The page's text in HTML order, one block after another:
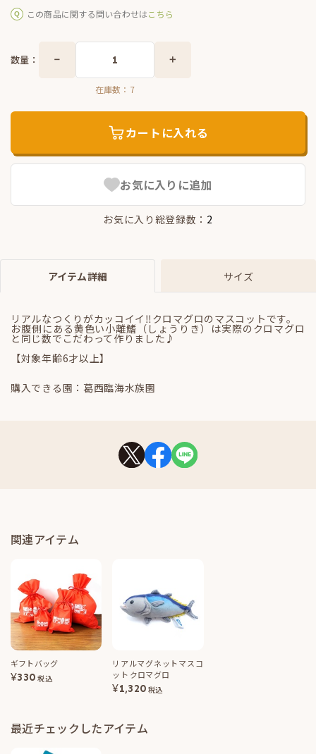
この商品に関する問い合わせはこちら
お気に入りに追加
お気に入り総登録数： 2
数量：
在庫数： 7
カートに入れる
アイテム詳細 サイズ
リアルなつくりがカッコイイ‼クロマグロのマスコットです。
お腹側にある黄色い小離鰭（しょうりき）は実際のクロマグロ
と同じ数でこだわって作りました♪
【対象年齢6才以上】
購入できる園：葛西臨海水族園
関連アイテム
ギフトバッグ
¥330 税込
リアルマグネットマスコ
ット クロマグロ
¥1,320 税込
最近チェックしたアイテム